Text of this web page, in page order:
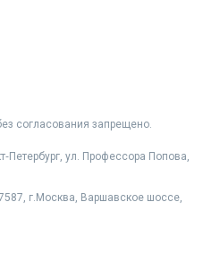
согласования запрещено.
ул. Профессора Попова,
г.Москва, Варшавское шоссе,